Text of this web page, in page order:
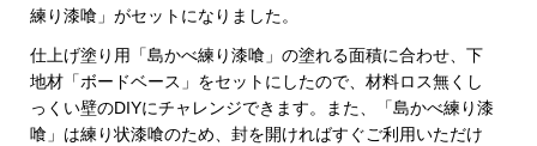
練り漆喰」がセットになりました。
仕上げ塗り用「島かべ練り漆喰」の塗れる面積に合わせ、下
地材「ボードベース」をセットにしたので、材料ロス無くし
っくい壁のDIYにチャレンジできます。また、「島かべ練り漆
喰」は練り状漆喰のため、封を開ければすぐご利用いただけ